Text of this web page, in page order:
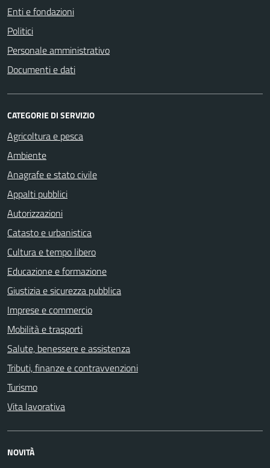
Enti e fondazioni
Politici
Personale amministrativo
Documenti e dati
CATEGORIE DI SERVIZIO
Agricoltura e pesca
Ambiente
Anagrafe e stato civile
Appalti pubblici
Autorizzazioni
Catasto e urbanistica
Cultura e tempo libero
Educazione e formazione
Giustizia e sicurezza pubblica
Imprese e commercio
Mobilità e trasporti
Salute, benessere e assistenza
Tributi, finanze e contravvenzioni
Turismo
Vita lavorativa
NOVITÀ